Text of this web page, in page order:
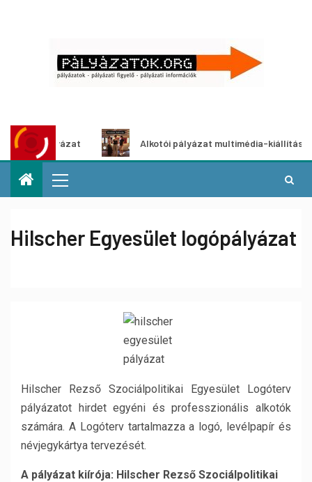
Alkotói pályázat multimédia-kiállításhoz
Hilscher Egyesület logópályázat
Hilscher Rezső Szociálpolitikai Egyesület Logóterv
pályázatot hirdet egyéni és professzionális alkotók
számára. A Logóterv tartalmazza a logó, levélpapír és
névjegykártya tervezését.
A pályázat kiírója: Hilscher Rezső Szociálpolitikai